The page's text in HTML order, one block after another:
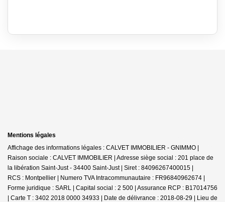
Mentions légales
Affichage des informations légales : CALVET IMMOBILIER - GNIMMO |
Raison sociale : CALVET IMMOBILIER | Adresse siège social : 201 place de
la libération Saint-Just - 34400 Saint-Just | Siret : 84096267400015 |
RCS : Montpellier | Numero TVA Intracommunautaire : FR96840962674 |
Forme juridique : SARL | Capital social : 2 500 | Assurance RCP : B17014756
| Carte T : 3402 2018 0000 34933 | Date de délivrance : 2018-08-29 | Lieu de